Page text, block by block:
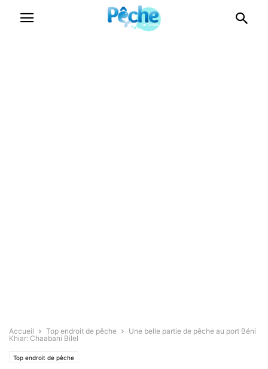
Accueil Top endroit de pêche
Une belle partie de pêche au port Béni
Khiar: Chaabani Bilel
Top endroit de pêche